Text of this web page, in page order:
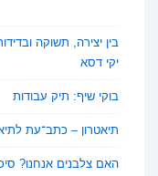
בין יצירה, תשוקה
יקי דסא
בוקי שיף: תיק עבודות
תיאטרון – כתב־עת
האם צלבנים אנחנו?